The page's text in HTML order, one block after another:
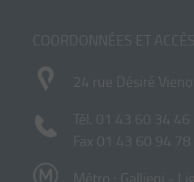
COORDONNÉES ET ACCÈS
24 rue Désiré
Tél. 01 43 60 34 46
Fax 01 43 60 94 78
Métro : Gallieni -